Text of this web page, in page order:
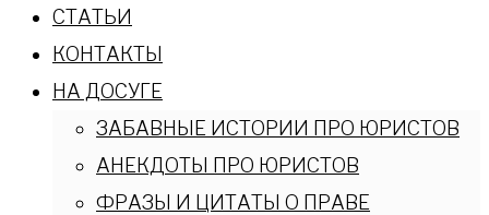
СТАТЬИ
КОНТАКТЫ
НА ДОСУГЕ
ЗАБАВНЫЕ ИСТОРИИ ПРО ЮРИСТОВ
АНЕКДОТЫ ПРО ЮРИСТОВ
ФРАЗЫ И ЦИТАТЫ О ПРАВЕ